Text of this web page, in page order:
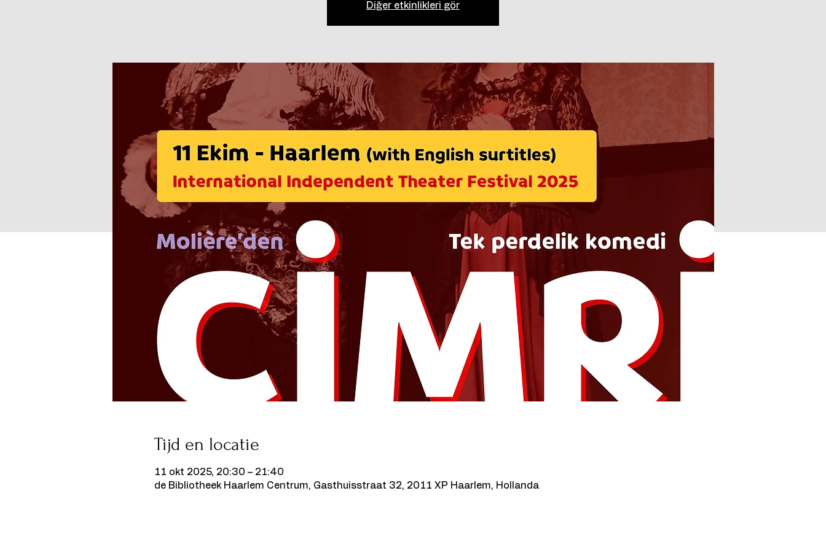
Diğer etkinlikleri gör
Tijd en locatie
11 okt 2025, 20:30 – 21:40
de Bibliotheek Haarlem Centrum, Gasthuisstraat 32, 2011 XP Haarlem, Hollanda